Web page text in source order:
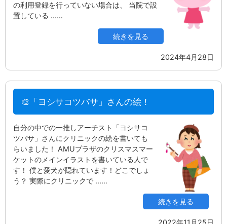
の利用登録を行っていない場合は、 当院で設
置している ...…
続きを見る
2024年4月28日
🎨「ヨシサコツバサ」さんの絵！
自分の中での一推しアーチスト「ヨシサコ
ツバサ」さんにクリニックの絵を書いても
らいました！ AMUプラザのクリスマスマー
ケットのメインイラストを書いている人で
す！ 僕と愛犬が隠れています！どこでしょ
う？ 実際にクリニックで ...…
続きを見る
2022年11月25日